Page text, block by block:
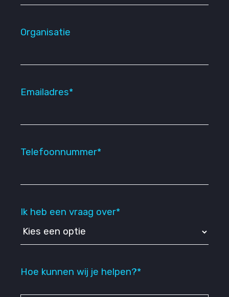
Organisatie
Emailadres*
Telefoonnummer*
Ik heb een vraag over*
Hoe kunnen wij je helpen?*